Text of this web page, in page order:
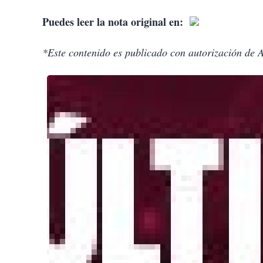
Puedes leer la nota original en:
*Este contenido es publicado con autorización de